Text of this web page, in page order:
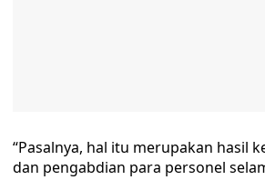
“Pasalnya, hal itu merupakan hasil
dan pengabdian para personel